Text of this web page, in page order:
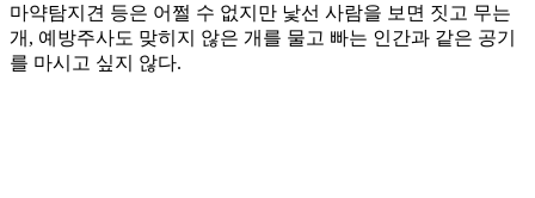
마약탐지견 등은 어쩔 수 없지만 낯선 사람을 보면 짓고 무는
개, 예방주사도 맞히지 않은 개를 물고 빠는 인간과 같은 공기
를 마시고 싶지 않다.